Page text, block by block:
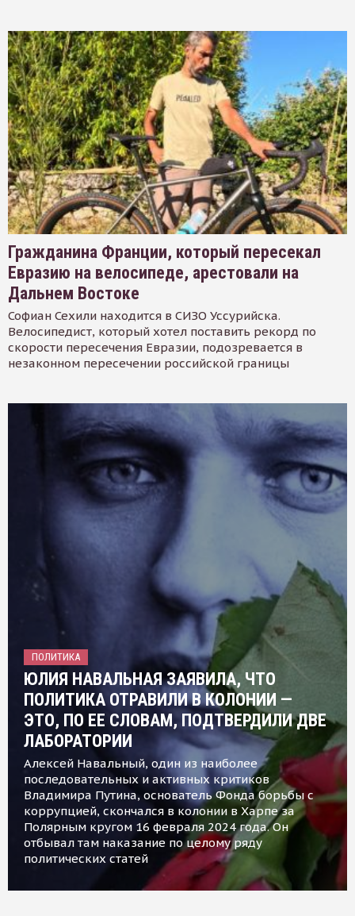
Гражданина Франции, который пересекал
Евразию на велосипеде, арестовали на
Дальнем Востоке
Софиан Сехили находится в СИЗО Уссурийска.
Велосипедист, который хотел поставить рекорд по
скорости пересечения Евразии, подозревается в
незаконном пересечении российской границы
ПОЛИТИКА
ЮЛИЯ НАВАЛЬНАЯ ЗАЯВИЛА, ЧТО
ПОЛИТИКА ОТРАВИЛИ В КОЛОНИИ —
ЭТО, ПО ЕЕ СЛОВАМ, ПОДТВЕРДИЛИ ДВЕ
ЛАБОРАТОРИИ
Алексей Навальный, один из наиболее
последовательных и активных критиков
Владимира Путина, основатель Фонда борьбы с
коррупцией, скончался в колонии в Харпе за
Полярным кругом 16 февраля 2024 года. Он
отбывал там наказание по целому ряду
политических статей